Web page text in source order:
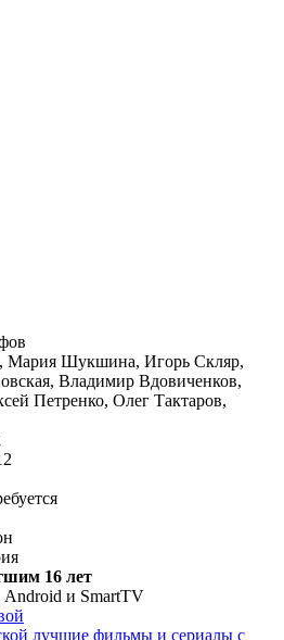
Мария Шукшина, Игорь Скляр,
Владимир Вдовиченков,
Петренко, Олег Тактаров,
16 лет
Android и SmartTV
лучшие фильмы и сериалы с